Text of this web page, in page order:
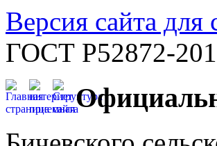
Версия сайта
ГОСТ Р52872-